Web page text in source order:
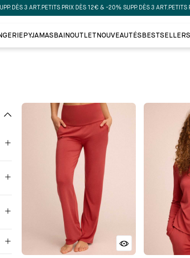
ART.PETITS PRIX DÈS 12€ & -20% SUPP. DÈS 3 ART.PETITS PRIX
PYJAMAS BAINOUTLET NOUVEAUTÉS BESTSELLERS